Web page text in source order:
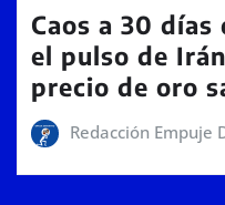
Caos a 30
el pulso de
precio de oro
Redacción Empuje